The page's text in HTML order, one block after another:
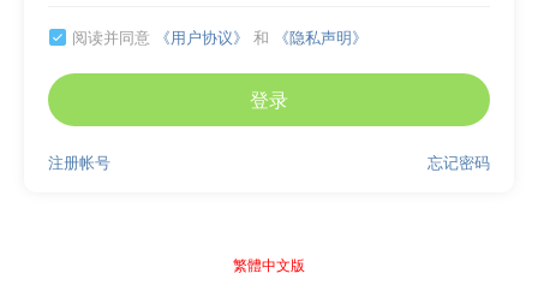
 阅读并同意 《用户协议》 和 《隐私声明》
登录
忘记密码
注册帐号
繁體中文版